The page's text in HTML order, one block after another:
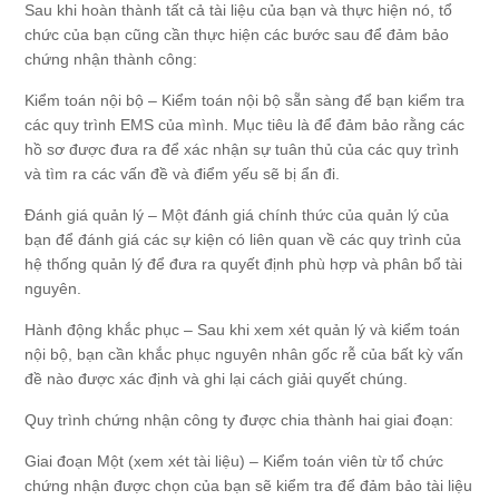
Sau khi hoàn thành tất cả tài liệu của bạn và thực hiện nó, tổ
chức của bạn cũng cần thực hiện các bước sau để đảm bảo
chứng nhận thành công:
Kiểm toán nội bộ – Kiểm toán nội bộ sẵn sàng để bạn kiểm tra
các quy trình EMS của mình. Mục tiêu là để đảm bảo rằng các
hồ sơ được đưa ra để xác nhận sự tuân thủ của các quy trình
và tìm ra các vấn đề và điểm yếu sẽ bị ẩn đi.
Đánh giá quản lý – Một đánh giá chính thức của quản lý của
bạn để đánh giá các sự kiện có liên quan về các quy trình của
hệ thống quản lý để đưa ra quyết định phù hợp và phân bổ tài
nguyên.
Hành động khắc phục – Sau khi xem xét quản lý và kiểm toán
nội bộ, bạn cần khắc phục nguyên nhân gốc rễ của bất kỳ vấn
đề nào được xác định và ghi lại cách giải quyết chúng.
Quy trình chứng nhận công ty được chia thành hai giai đoạn:
Giai đoạn Một (xem xét tài liệu) – Kiểm toán viên từ tổ chức
chứng nhận được chọn của bạn sẽ kiểm tra để đảm bảo tài liệu